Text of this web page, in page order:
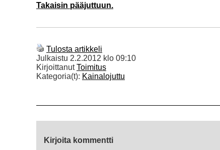
Takaisin pääjuttuun.
Tulosta artikkeli
Julkaistu 2.2.2012 klo 09:10
KirjoittanutToimitus
Kategoria(t): Kainalojuttu
Kirjoita kommentti